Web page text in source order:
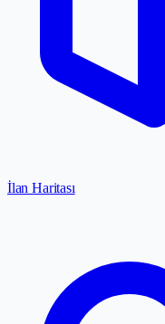
İlan Haritası